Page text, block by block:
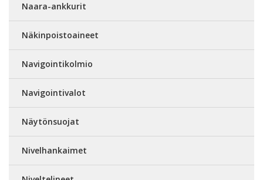
Naara-ankkurit
Näkinpoistoaineet
Navigointikolmio
Navigointivalot
Näytönsuojat
Nivelhankaimet